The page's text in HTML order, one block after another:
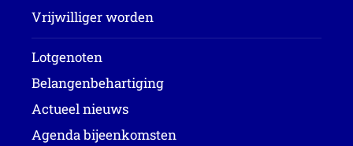
Vrijwilliger worden
Lotgenoten
Belangenbehartiging
Actueel nieuws
Agenda bijeenkomsten